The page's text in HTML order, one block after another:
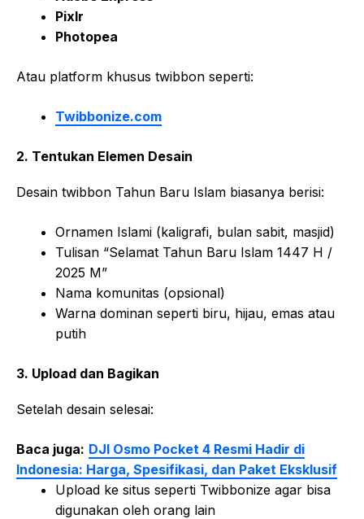
Pixlr
Photopea
Atau platform khusus twibbon seperti:
Twibbonize.com
2. Tentukan Elemen Desain
Desain twibbon Tahun Baru Islam biasanya berisi:
Ornamen Islami (kaligrafi, bulan sabit, masjid)
Tulisan “Selamat Tahun Baru Islam 1447 H /
2025 M”
Nama komunitas (opsional)
Warna dominan seperti biru, hijau, emas atau
putih
3. Upload dan Bagikan
Setelah desain selesai:
Baca juga: DJI Osmo Pocket 4 Resmi Hadir di
Indonesia: Harga, Spesifikasi, dan Paket Eksklusif
Upload ke situs seperti Twibbonize agar bisa
digunakan oleh orang lain